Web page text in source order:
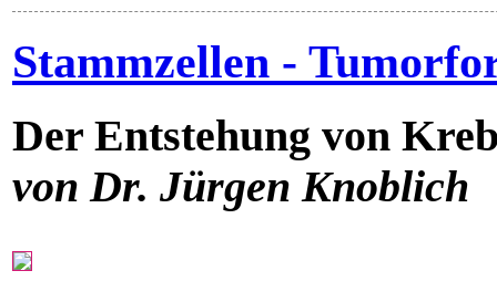
Stammzellen -
Der Entstehung von
von Dr. Jürgen Knoblich